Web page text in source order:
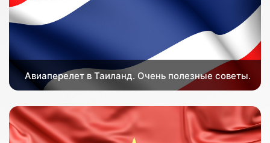
Авиаперелет в Таиланд. Очень полезные советы.